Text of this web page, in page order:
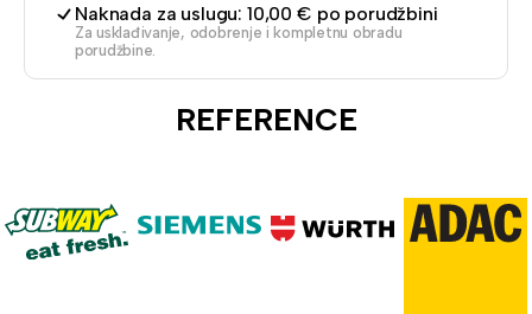
Naknada za uslugu: 10,00 € po porudžbini
Za usklađivanje, odobrenje i kompletnu obradu
porudžbine.
REFERENCE